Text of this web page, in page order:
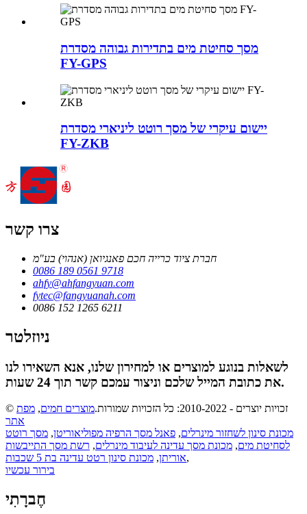
מסך סחיטת מים בתדירות גבוהה מסדרת
FY-GPS
יישום עיקרי של מסך רוטט ליניארי מסדרת
FY-ZKB
צרו קשר
חברת ציוד כרייה חכם פאנגיואן (אנהוי) בע"מ
0086 189 0561 9718
ahfy@ahfangyuan.com
fytec@fangyuanah.com
0086 152 1265 6211
ניוזלטר
לשאלות בנוגע למוצרים או למחירון שלנו, אנא השאירו לנו
את כתובת המייל שלכם וניצור עמכם קשר תוך 24 שעות.
© זכויות יוצרים - 2010-2022: כל הזכויות שמורות. מוצרים חמים, מפת
אתר
מכונת סינון לשחזור מינרלים, פאנל מסך הרפיה מפוליאוריטן, מסך רוטט
לסחיטת מים, מכונת מסך עדינה לעיבוד מינרלים, רשת מסך התייבשות
אוריתן, מכונת סינון רטט עדינה בת 5 שכבות
,
בירור עכשיו
חֶברָתִי